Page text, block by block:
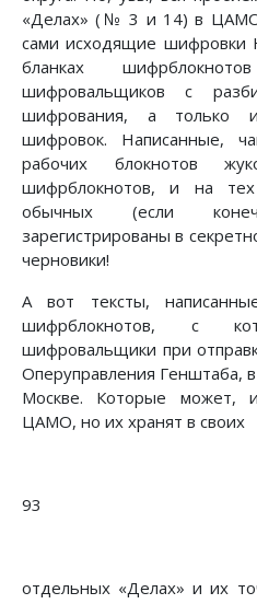
«Делах» (№ 3 и 14) в
сами исходящие
бланках
шифровальщиков с
шифрования, а только
шифровок. Написанные,
рабочих блокнотов
шифрблокнотов, и на
обычных (если
зарегистрированы в
черновики!
А вот тексты,
шифрблокнотов, с
шифровальщики при
Оперуправления Генштаба,
Москве. Которые может,
ЦАМО, но их хранят в своих
93
отдельных «Делах» и их